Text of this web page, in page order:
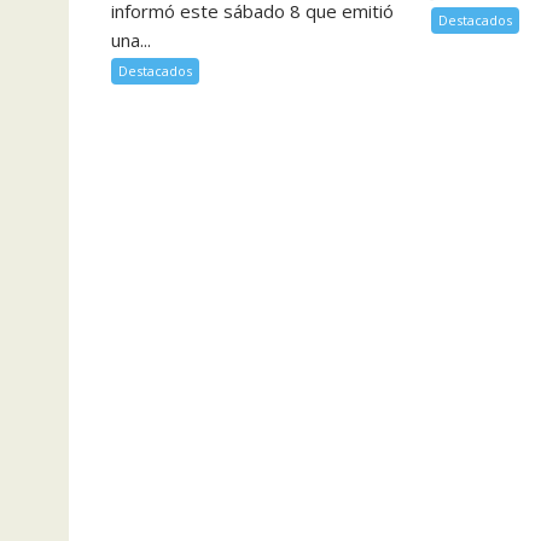
informó este sábado 8 que emitió
una...
Destacados
Destacados